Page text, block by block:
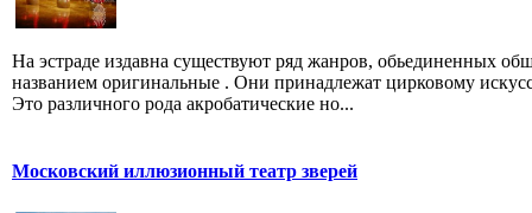
На эстраде издавна существуют ряд жанров, обьединенных
названием оригинальные . Они принадлежат цирковому
Это различного рода акробатические но...
Московский иллюзионный театр зверей